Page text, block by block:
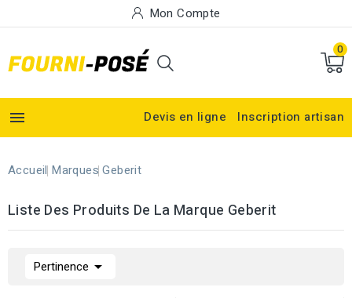
Mon Compte
0
 Devis en ligne Inscription artisan
Accueil Marques Geberit
Liste Des Produits De La Marque Geberit
Pertinence 